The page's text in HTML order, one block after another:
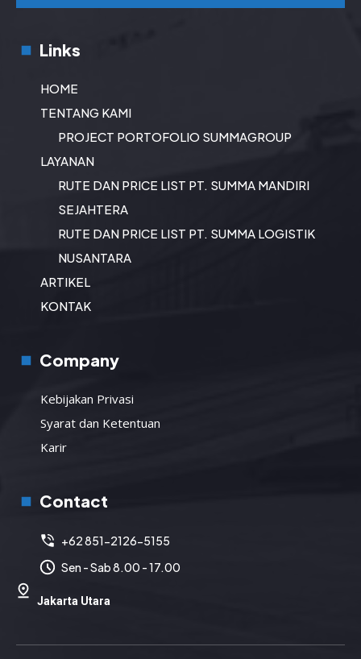
Links
HOME
TENTANG KAMI
PROJECT PORTOFOLIO SUMMAGROUP
LAYANAN
RUTE DAN PRICE LIST PT. SUMMA MANDIRI
SEJAHTERA
RUTE DAN PRICE LIST PT. SUMMA LOGISTIK
NUSANTARA
ARTIKEL
KONTAK
Company
Kebijakan Privasi
Syarat dan Ketentuan
Karir
Contact
+62 851-2126-5155
Sen - Sab 8.00 - 17.00
Jakarta Utara